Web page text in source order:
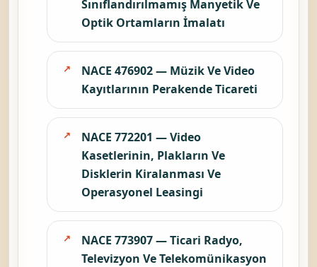
Sınıflandırılmamış Manyetik Ve
Optik Ortamların İmalatı
NACE 476902 — Müzik Ve Video
Kayıtlarının Perakende Ticareti
NACE 772201 — Video
Kasetlerinin, Plakların Ve
Disklerin Kiralanması Ve
Operasyonel Leasingi
NACE 773907 — Ticari Radyo,
Televizyon Ve Telekomünikasyon